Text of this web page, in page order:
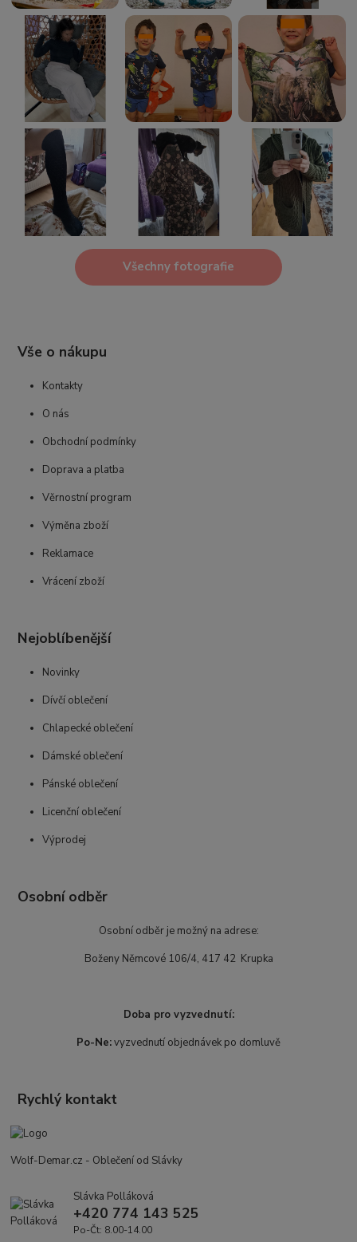
Všechny fotografie
Vše o nákupu
Kontakty
O nás
Obchodní podmínky
Doprava a platba
Věrnostní program
Výměna zboží
Reklamace
Vrácení zboží
Nejoblíbenější
Novinky
Dívčí oblečení
Chlapecké oblečení
Dámské oblečení
Pánské oblečení
Licenční oblečení
Výprodej
Osobní odběr
Osobní odběr je možný na adrese:
Boženy Němcové 106/4, 417 42 Krupka
Doba pro vyzvednutí:
Po-Ne:vyzvednutí objednávek po domluvě
Rychlý kontakt
Wolf-Demar.cz - Oblečení od Slávky
Slávka Polláková
+420 774 143 525
Po-Čt: 8.00-14.00